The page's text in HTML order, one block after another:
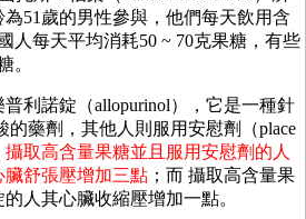
51歲的男性參與，他們每天飲用含
人每天平均消耗50 ~ 70克果糖，有些
。
利諾錠（allopurinol），它是一種針
的藥劑，其他人則服用安慰劑（place
攝取高含量果糖並且服用安慰劑的人
舒張壓增加三點 ；而 攝取高含量果
人其心臟收縮壓增加一點。